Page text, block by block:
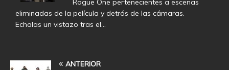
Rogue One pertenecientes a escenas
eliminadas de la película y detrás de las cámaras.
Echalas un vistazo tras el…
ANTERIOR